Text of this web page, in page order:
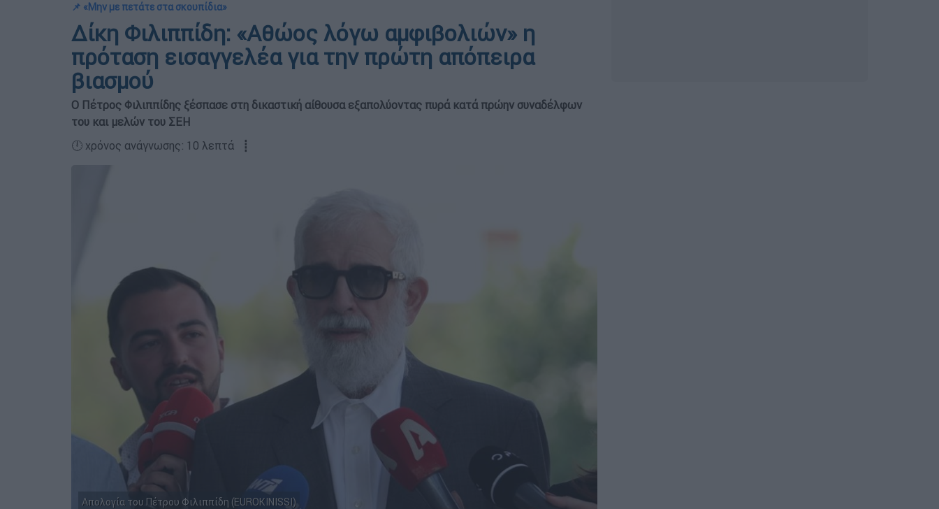
📌 «Μην με πετάτε στα σκουπίδια»
Δίκη Φιλιππίδη: «Αθώος λόγω αμφιβολιών» η
πρόταση εισαγγελέα για την πρώτη απόπειρα
βιασμού
Ο Πέτρος Φιλιππίδης ξέσπασε στη δικαστική αίθουσα εξαπολύοντας πυρά κατά πρώην συναδέλφων
του και μελών του ΣΕΗ
🕛 χρόνος ανάγνωσης: 10 λεπτά ┋
Απολογία του Πέτρου Φιλιππίδη (EUROKINISSI)